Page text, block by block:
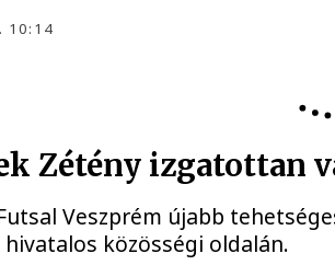
10:14
Zétény izgatottan
Veszprém újabb
közösségi oldalán.